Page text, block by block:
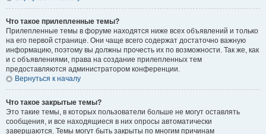
Что такое прилепленные темы?
Прилепленные темы в форуме находятся ниже всех объявлений и только
на его первой странице. Они чаще всего содержат достаточно важную
информацию, поэтому вы должны прочесть их по возможности. Так же, как
и с объявлениями, права на создание прилепленных тем
предоставляются администратором конференции.
Вернуться к началу
Что такое закрытые темы?
Это такие темы, в которых пользователи больше не могут оставлять
сообщения, и все находящиеся в них опросы автоматически
завершаются. Темы могут быть закрыты по многим причинам